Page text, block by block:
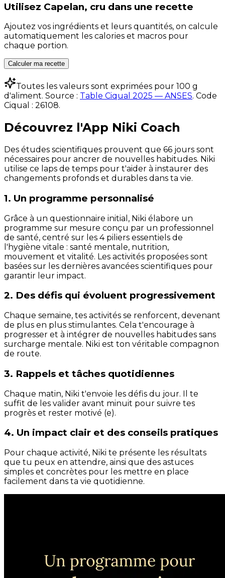
Utilisez Capelan, cru dans une recette
Ajoutez vos ingrédients et leurs quantités, on calcule
automatiquement les calories et macros pour
chaque portion.
Calculer ma recette
Toutes les valeurs sont exprimées pour 100 g
d'aliment. Source : Table Ciqual 2025 — ANSES. Code
Ciqual : 26108.
Découvrez l'App Niki Coach
Des études scientifiques prouvent que 66 jours sont
nécessaires pour ancrer de nouvelles habitudes. Niki
utilise ce laps de temps pour t'aider à instaurer des
changements profonds et durables dans ta vie.
1. Un programme personnalisé
Grâce à un questionnaire initial, Niki élabore un
programme sur mesure conçu par un professionnel
de santé, centré sur les 4 piliers essentiels de
l'hygiène vitale : santé mentale, nutrition,
mouvement et vitalité. Les activités proposées sont
basées sur les dernières avancées scientifiques pour
garantir leur impact.
2. Des défis qui évoluent progressivement
Chaque semaine, tes activités se renforcent, devenant
de plus en plus stimulantes. Cela t'encourage à
progresser et à intégrer de nouvelles habitudes sans
surcharge mentale. Niki est ton véritable compagnon
de route.
3. Rappels et tâches quotidiennes
Chaque matin, Niki t'envoie les défis du jour. Il te
suffit de les valider avant minuit pour suivre tes
progrès et rester motivé (e).
4. Un impact clair et des conseils pratiques
Pour chaque activité, Niki te présente les résultats
que tu peux en attendre, ainsi que des astuces
simples et concrètes pour les mettre en place
facilement dans ta vie quotidienne.